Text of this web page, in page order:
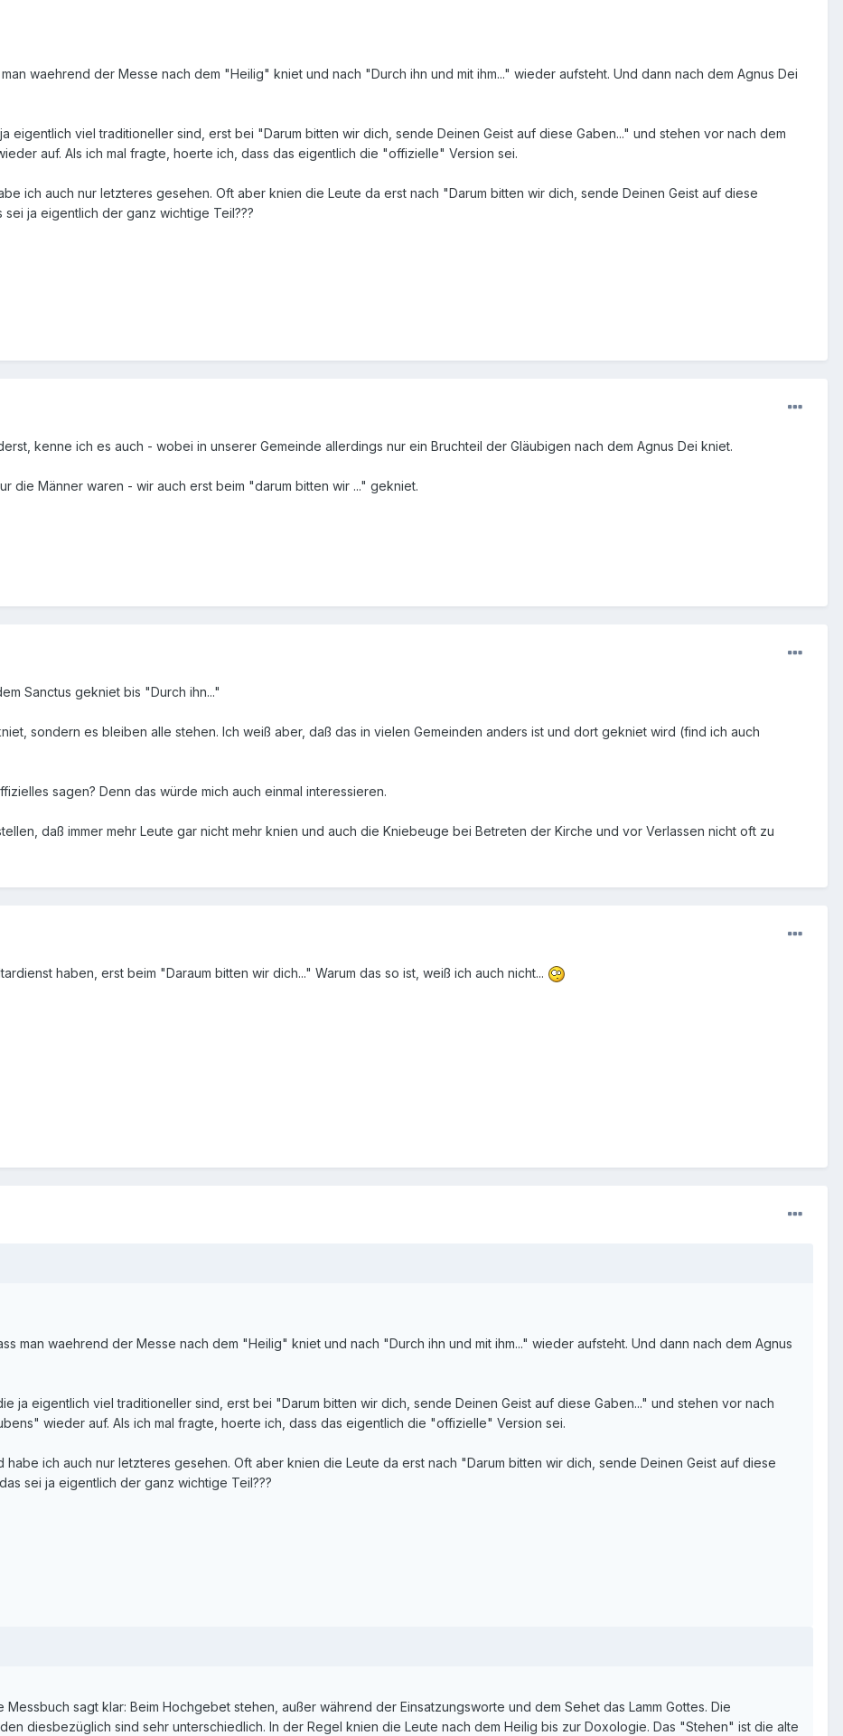
waehrend der Messe nach dem "Heilig" kniet und nach "Durch ihn und mit ihm..." wieder aufsteht. Und dann nach dem Agnus Dei
eigentlich viel traditioneller sind, erst bei "Darum bitten wir dich, sende Deinen Geist auf diese Gaben..." und stehen vor nach dem
auf. Als ich mal fragte, hoerte ich, dass das eigentlich die "offizielle" Version sei.
ich auch nur letzteres gesehen. Oft aber knien die Leute da erst nach "Darum bitten wir dich, sende Deinen Geist auf diese
sei ja eigentlich der ganz wichtige Teil???
kenne ich es auch - wobei in unserer Gemeinde allerdings nur ein Bruchteil der Gläubigen nach dem Agnus Dei kniet.
die Männer waren - wir auch erst beim "darum bitten wir ..." gekniet.
Sanctus gekniet bis "Durch ihn..."
sondern es bleiben alle stehen. Ich weiß aber, daß das in vielen Gemeinden anders ist und dort gekniet wird (find ich auch
sagen? Denn das würde mich auch einmal interessieren.
daß immer mehr Leute gar nicht mehr knien und auch die Kniebeuge bei Betreten der Kirche und vor Verlassen nicht oft zu
haben, erst beim "Daraum bitten wir dich..." Warum das so ist, weiß ich auch nicht...
man waehrend der Messe nach dem "Heilig" kniet und nach "Durch ihn und mit ihm..." wieder aufsteht. Und dann nach dem Agnus
ja eigentlich viel traditioneller sind, erst bei "Darum bitten wir dich, sende Deinen Geist auf diese Gaben..." und stehen vor nach
wieder auf. Als ich mal fragte, hoerte ich, dass das eigentlich die "offizielle" Version sei.
habe ich auch nur letzteres gesehen. Oft aber knien die Leute da erst nach "Darum bitten wir dich, sende Deinen Geist auf diese
sei ja eigentlich der ganz wichtige Teil???
Messbuch sagt klar: Beim Hochgebet stehen, außer während der Einsatzungsworte und dem Sehet das Lamm Gottes. Die
diesbezüglich sind sehr unterschiedlich. In der Regel knien die Leute nach dem Heilig bis zur Doxologie. Das "Stehen" ist die alte